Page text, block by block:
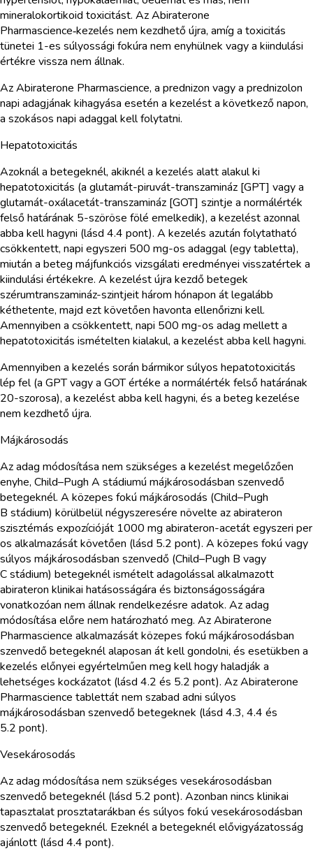
mineralokortikoid toxicitást. Az Abiraterone
Pharmascience‑kezelés nem kezdhető újra, amíg a toxicitás
tünetei 1-es súlyossági fokúra nem enyhülnek vagy a kiindulási
értékre vissza nem állnak.
Az Abiraterone Pharmascience, a prednizon vagy a prednizolon
napi adagjának kihagyása esetén a kezelést a következő napon,
a szokásos napi adaggal kell folytatni.
Hepatotoxicitás
Azoknál a betegeknél, akiknél a kezelés alatt alakul ki
hepatotoxicitás (a glutamát-piruvát-transzamináz [GPT] vagy a
glutamát-oxálacetát-transzamináz [GOT] szintje a normálérték
felső határának 5-szöröse fölé emelkedik), a kezelést azonnal
abba kell hagyni (lásd 4.4 pont). A kezelés azután folytatható
csökkentett, napi egyszeri 500 mg-os adaggal (egy tabletta),
miután a beteg májfunkciós vizsgálati eredményei visszatértek a
kiindulási értékekre. A kezelést újra kezdő betegek
szérumtranszamináz-szintjeit három hónapon át legalább
kéthetente, majd ezt követően havonta ellenőrizni kell.
Amennyiben a csökkentett, napi 500 mg-os adag mellett a
hepatotoxicitás ismételten kialakul, a kezelést abba kell hagyni.
Amennyiben a kezelés során bármikor súlyos hepatotoxicitás
lép fel (a GPT vagy a GOT értéke a normálérték felső határának
20-szorosa), a kezelést abba kell hagyni, és a beteg kezelése
nem kezdhető újra.
Májkárosodás
Az adag módosítása nem szükséges a kezelést megelőzően
enyhe, Child–Pugh A stádiumú májkárosodásban szenvedő
betegeknél. A közepes fokú májkárosodás (Child–Pugh
B stádium) körülbelül négyszeresére növelte az abirateron
szisztémás expozícióját 1000 mg abirateron-acetát egyszeri per
os alkalmazását követően (lásd 5.2 pont). A közepes fokú vagy
súlyos májkárosodásban szenvedő (Child–Pugh B vagy
C stádium) betegeknél ismételt adagolással alkalmazott
abirateron klinikai hatásosságára és biztonságosságára
vonatkozóan nem állnak rendelkezésre adatok. Az adag
módosítása előre nem határozható meg. Az Abiraterone
Pharmascience alkalmazását közepes fokú májkárosodásban
szenvedő betegeknél alaposan át kell gondolni, és esetükben a
kezelés előnyei egyértelműen meg kell hogy haladják a
lehetséges kockázatot (lásd 4.2 és 5.2 pont). Az Abiraterone
Pharmascience tablettát nem szabad adni súlyos
májkárosodásban szenvedő betegeknek (lásd 4.3, 4.4 és
5.2 pont).
Vesekárosodás
Az adag módosítása nem szükséges vesekárosodásban
szenvedő betegeknél (lásd 5.2 pont). Azonban nincs klinikai
tapasztalat prosztatarákban és súlyos fokú vesekárosodásban
szenvedő betegeknél. Ezeknél a betegeknél elővigyázatosság
ajánlott (lásd 4.4 pont).